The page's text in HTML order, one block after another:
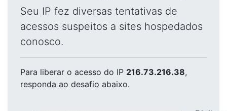
Seu IP fez diversas tentativas de
acessos suspeitos a sites hospedados
conosco.
Para liberar o acesso do IP 216.73.216.38,
responda ao desafio abaixo.